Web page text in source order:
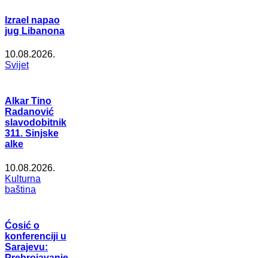
Izrael napao
jug Libanona
10.08.2026.
Svijet
Alkar Tino
Radanović
slavodobitnik
311. Sinjske
alke
10.08.2026.
Kulturna
baština
Ćosić o
konferenciji u
Sarajevu: